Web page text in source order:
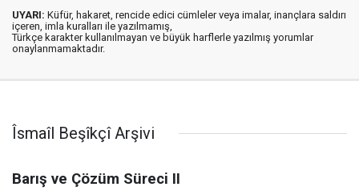
UYARI: Küfür, hakaret, rencide edici cümleler veya imalar, inançlara saldırı
içeren, imla kuralları ile yazılmamış,
Türkçe karakter kullanılmayan ve büyük harflerle yazılmış yorumlar
onaylanmamaktadır.
Îsmaîl Beşîkçî Arşivi
Barış ve Çözüm Süreci II